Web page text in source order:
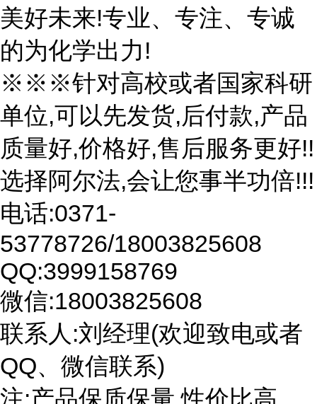
美好未来!专业、专注、专诚
的为化学出力!
※※※针对高校或者国家科研
单位,可以先发货,后付款,产品
质量好,价格好,售后服务更好!!
选择阿尔法,会让您事半功倍!!!
电话:0371-
53778726/18003825608
QQ:3999158769
微信:18003825608
联系人:刘经理(欢迎致电或者
QQ、微信联系)
注:产品保质保量,性价比高。